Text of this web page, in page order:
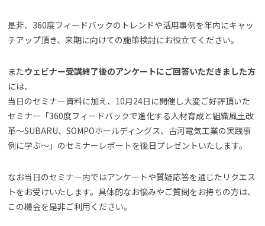
是非、360度フィードバックのトレンドや活用事例を年内にキャッ
チアップ頂き、来期に向けての施策検討にお役立てください。
またウェビナー受講終了後のアンケートにご回答いただきました方
には、
当日のセミナー資料に加え、10月24日に開催し大変ご好評頂いた
セミナー「360度フィードバックで進化する人材育成と組織風土改
革～SUBARU、SOMPOホールディングス、古河電気工業の実践事
例に学ぶ～」のセミナーレポートを後日プレゼントいたします。
なお当日のセミナー内ではアンケートや質疑応答を通じたリクエス
トをお受けいたします。具体的なお悩みやご質問をお持ちの方は、
この機会を是非ご利用ください。